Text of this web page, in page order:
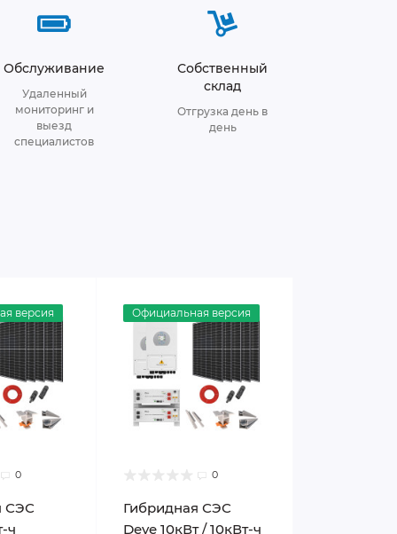
Обслуживание
Удаленный
мониторинг и
выезд
специалистов
Собственный
склад
Отгрузка день в
день
версия
0
СЭС
ч
Официальная версия
0
Гибридная СЭС
Deye 10кВт / 10кВт-ч